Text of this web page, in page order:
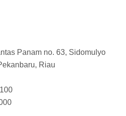
Panam no. 63, Sidomulyo
Riau